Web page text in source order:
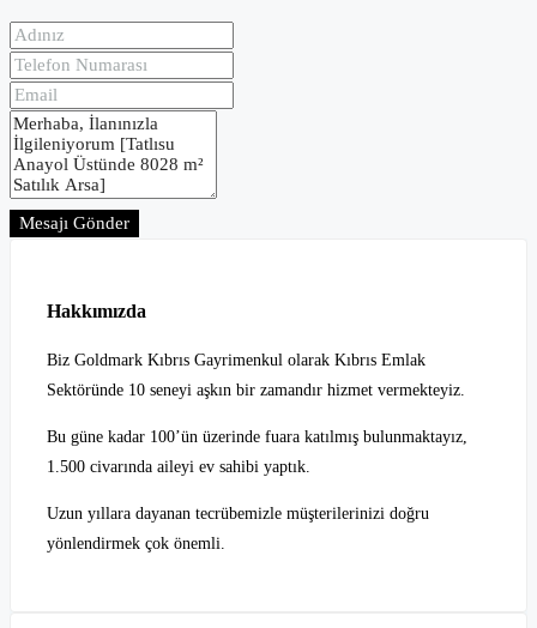
Mesajı Gönder
Hakkımızda
Biz Goldmark Kıbrıs Gayrimenkul olarak Kıbrıs Emlak
Sektöründe 10 seneyi aşkın bir zamandır hizmet vermekteyiz.
Bu güne kadar 100’ün üzerinde fuara katılmış bulunmaktayız,
1.500 civarında aileyi ev sahibi yaptık.
Uzun yıllara dayanan tecrübemizle müşterilerinizi doğru
yönlendirmek çok önemli.